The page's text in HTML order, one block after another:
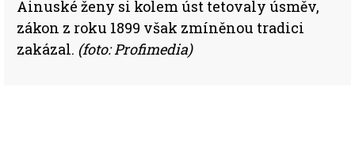
Ainuské ženy si kolem úst tetovaly úsměv,
zákon z roku 1899 však zmíněnou tradici
zakázal. (foto: Profimedia)